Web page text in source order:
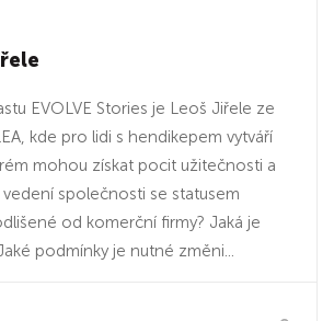
EVOLVE Stories je Leoš Jiřele ze
kde pro lidi s hendikepem vytváří
mohou získat pocit užitečnosti a
vedení společnosti se statusem
od komerční firmy? Jaká je
podmínky je nutné změni...